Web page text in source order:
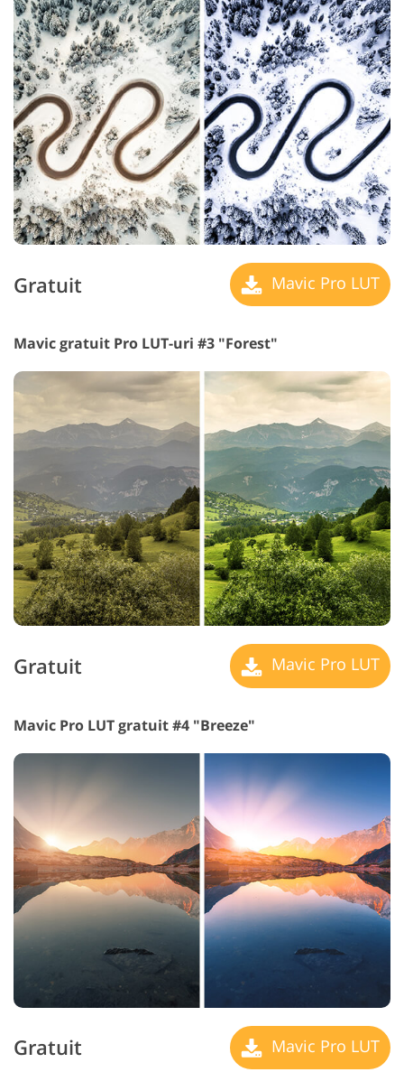
Gratuit Mavic Pro LUT
Mavic gratuit Pro LUT-uri #3 "Forest"
Gratuit Mavic Pro LUT
Mavic Pro LUT gratuit #4 "Breeze"
Gratuit Mavic Pro LUT